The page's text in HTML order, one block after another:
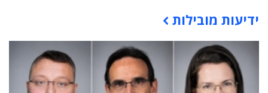
תוכן פרסומי
ידיעות מובילות